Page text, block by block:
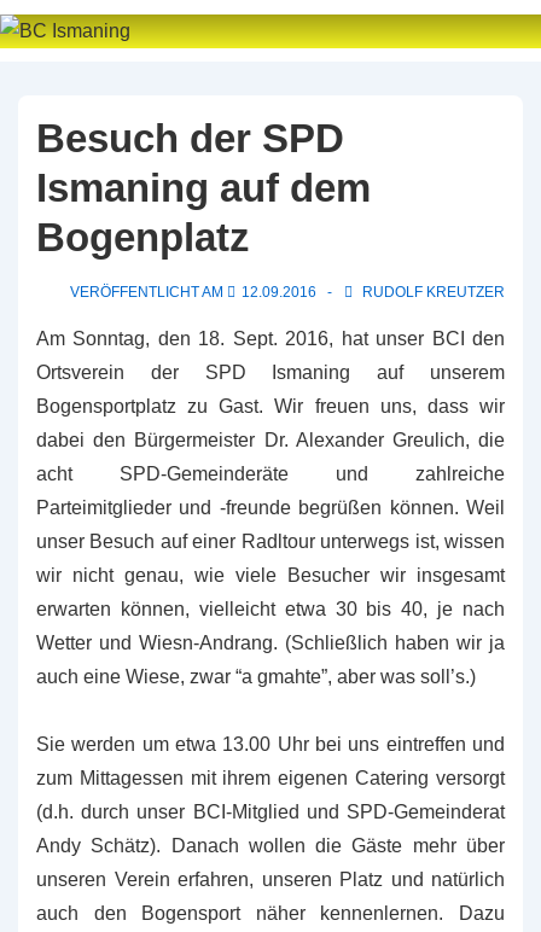
↓
Zum
Besuch der SPD
Ismaning auf dem
Bogenplatz
VERÖFFENTLICHT AM 12.09.2016 RUDOLF KREUTZER
Am Sonntag, den 18. Sept. 2016, hat unser BCI den
Ortsverein der SPD Ismaning auf unserem
Bogensportplatz zu Gast. Wir freuen uns, dass wir
dabei den Bürgermeister Dr. Alexander Greulich, die
acht SPD-Gemeinderäte und zahlreiche
Parteimitglieder und -freunde begrüßen können. Weil
unser Besuch auf einer Radltour unterwegs ist, wissen
wir nicht genau, wie viele Besucher wir insgesamt
erwarten können, vielleicht etwa 30 bis 40, je nach
Wetter und Wiesn-Andrang. (Schließlich haben wir ja
auch eine Wiese, zwar “a gmahte”, aber was soll’s.)
Sie werden um etwa 13.00 Uhr bei uns eintreffen und
zum Mittagessen mit ihrem eigenen Catering versorgt
(d.h. durch unser BCI-Mitglied und SPD-Gemeinderat
Andy Schätz). Danach wollen die Gäste mehr über
unseren Verein erfahren, unseren Platz und natürlich
auch den Bogensport näher kennenlernen. Dazu